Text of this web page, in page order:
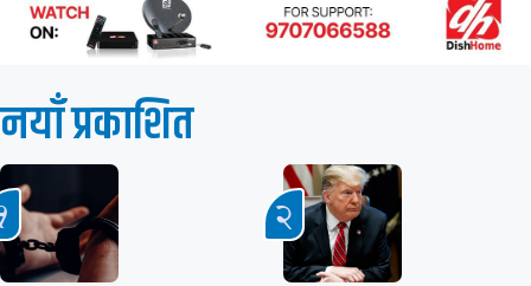
नयाँ प्रकाशित